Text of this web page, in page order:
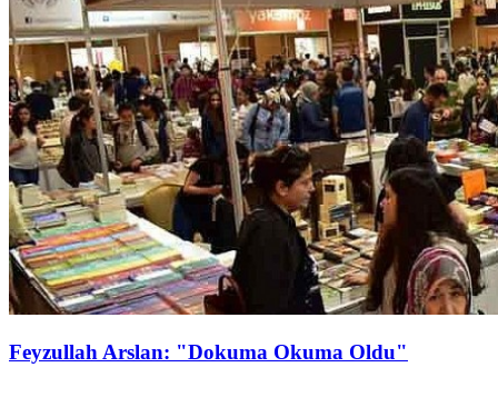
Feyzullah Arslan: "Dokuma Okuma Oldu"